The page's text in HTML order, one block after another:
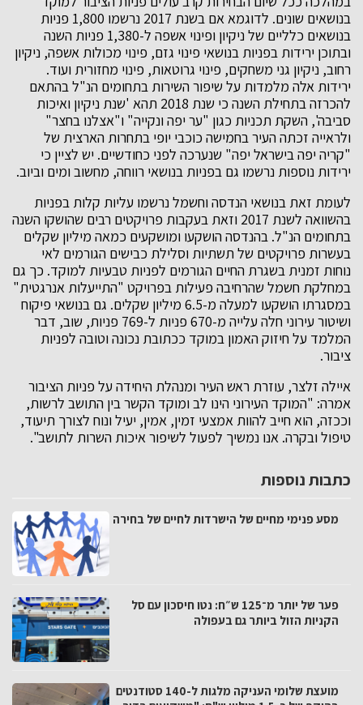
בנושאים שונים. לדוגמא אם בשנת 2017 נרשמו 1,800 פניות
בנושאים כלליים של ניקיון ופינוי אשפה ל-1,380 פניות השנה
ובתוכן ירידות בפניות בנושאי פינוי גזם, פינוי מכולות אשפה, ניקיון
רחוב, ניקיון גני משחקים, פינוי גרוטאות, פינוי מחזורית ועוד.
ירידות אלה מלמדות על שיפור השירות בתחומים הנ"ל בהתאם
להכרזה בתחילת השנה כי שנת 2018 תהא 'שנת ניקיון ואיכות
סביבה', השקת תכניות כגון "ער יפה ונקייה" ו"אצלנו בחצר"
ולראייה זכתה העיר בחמישה כוכבי יופי בתחרות הארצית של
"קריה יפה בישראל יפה" שנערכה לפני כחודשיים. יש לציין כי
ירידות נוספות נרשמו גם בפניות בנושאי רווחה, מחשוב ומים וביוב.
לעומת זאת בנושאי הנדסה וחשמל נרשמו עליות קלות בפניות
בהשוואה לשנת 2017 וזאת בעקבות פרויקטים רבים שהושקו השנה
בתחומים הנ"ל. בהנדסה הושקעו ומושקעים כמאה מיליון שקלים
בעשרות פרויקטים של תשתיות וסלילת כבישים הגורמים לאי
נוחות זמנית בשגרת החיים הגורמים לפניות טבעיות למוקד. כך גם
במחלקת חשמל שהרחיבה פעילות בפרויקט "התייעלות אנרגטית"
במסגרתו הושקעו למעלה מ-6.5 מיליון שקלים. גם בנושאי פיקוח
ושיטור עירוני חלה עלייה מ-670 פניות ל-769 פניות, שוב, דבר
המלמד על חיזוק האמון במוקד ככתובת נכונה וטובה לפניות
ציבור.
איילה זלצר, עוזרת ראש העיר ומנהלת היחידה על פניות הציבור
אמרה: "המוקד העירוני הינו לב ומוקד הקשר בין התושב לרשות,
וככזה, הוא חייב להוות אמצעי זמין, אמין, יעיל ונוח לצורך תיעוד,
טיפול ובקרה. אנו נמשיך לפעול לשיפור איכות השרות לתושב".
כתבות נוספות
מסע פנימי מחיים של הישרדות לחיים של בחירה
פער של יותר מ־125 ש״ח: נטו חיסכון עם סל
הקניות הזול ביותר גם בעפולה
מועצת שלומי העניקה מלגות ל-140 סטודנטים